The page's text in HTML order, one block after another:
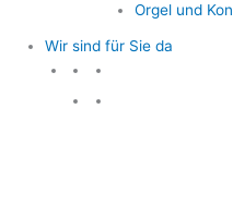
Orgel und
Wir sind für Sie da